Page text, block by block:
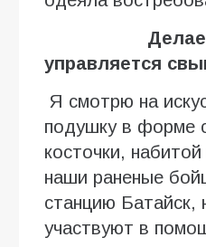
управляется
Я смотрю на
подушку в форме
косточки,
наши раненые
станцию
участвуют в